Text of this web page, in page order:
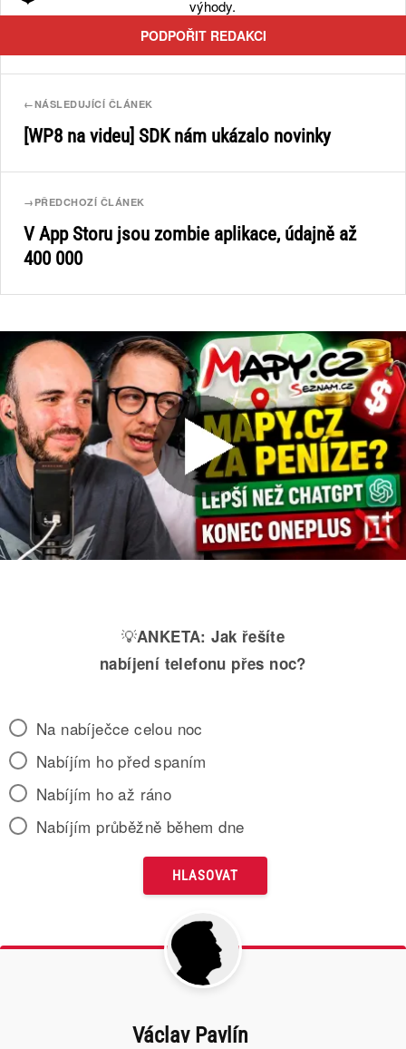
výhody.
PODPOŘIT REDAKCI
←NÁSLEDUJÍCÍ ČLÁNEK
[WP8 na videu] SDK nám ukázalo novinky
→ PŘEDCHOZÍ ČLÁNEK
V App Storu jsou zombie aplikace, údajně až
400 000
💡ANKETA: Jak řešíte
nabíjení telefonu přes noc?
Na nabíječce celou noc
Nabíjím ho před spaním
Nabíjím ho až ráno
Nabíjím průběžně během dne
Václav Pavlín